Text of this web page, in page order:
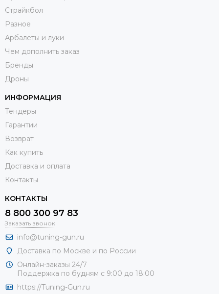
Страйкбол
Разное
Арбалеты и луки
Чем дополнить заказ
Бренды
Дроны
ИНФОРМАЦИЯ
Тендеры
Гарантии
Возврат
Как купить
Доставка и оплата
Контакты
КОНТАКТЫ
8 800 300 97 83
Заказать звонок
info@tuning-gun.ru
Доставка по Москве и по России
Онлайн-заказы 24/7
Поддержка по будням с 9:00 до 18:00
https://Tuning-Gun.ru